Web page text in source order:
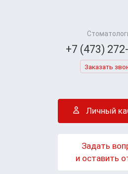
+7 (473)
Заказать
Личный
Задать
и оставить